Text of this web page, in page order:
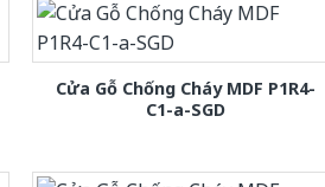
Cửa Gỗ Chống Cháy MDF P1R4-
C1-a-SGD